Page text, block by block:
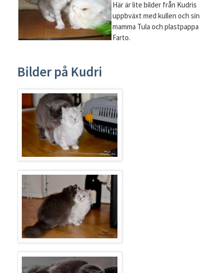
Här är lite bilder från Kudris
uppbväxt med kullen och sin
mamma Tula och plastpappa
Farto.
Bilder på Kudri